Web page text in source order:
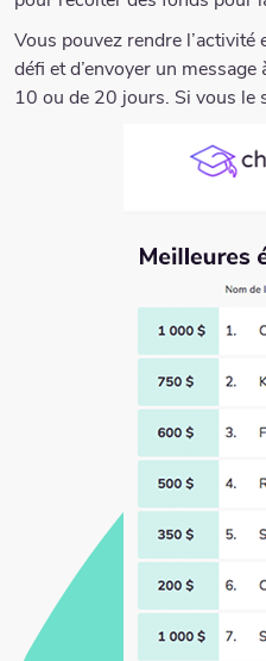
Vous pouvez rendre
défi et d’envoyer un
10 ou de 20 jours. Si vous le